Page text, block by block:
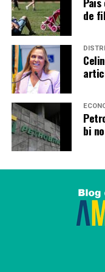
a
em 7,62
1,5
quando
volume
passada,
uma
Arroz e
de
bi